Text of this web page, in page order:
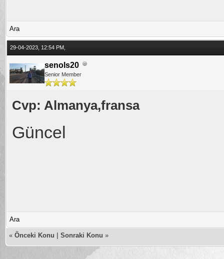
Ara
29-04-2023, 12:54 PM,
senols20
Senior Member
Cvp: Almanya,fransa
Güncel
Ara
« Önceki Konu Sonraki Konu »